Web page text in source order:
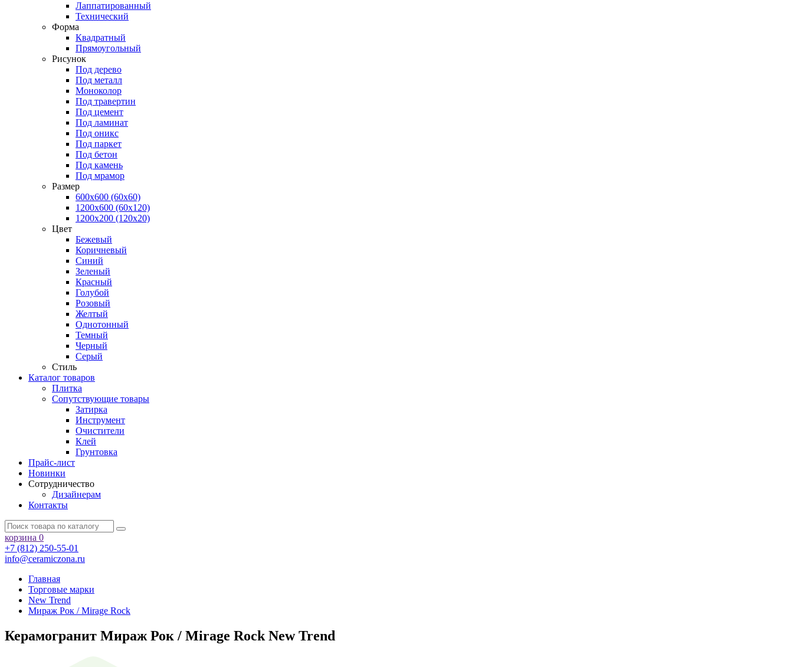
Лаппатированный
Технический
Форма
Квадратный
Прямоугольный
Рисунок
Под дерево
Под металл
Моноколор
Под травертин
Под цемент
Под ламинат
Под оникс
Под паркет
Под бетон
Под камень
Под мрамор
Размер
600х600 (60х60)
1200х600 (60х120)
1200х200 (120x20)
Цвет
Бежевый
Коричневый
Синий
Зеленый
Красный
Голубой
Розовый
Желтый
Однотонный
Темный
Черный
Серый
Стиль
Каталог товаров
Плитка
Сопутствующие товары
Затирка
Инструмент
Очистители
Клей
Грунтовка
Прайс-лист
Новинки
Сотрудничество
Дизайнерам
Контакты
корзина 0
+7 (812) 250-55-01
info@ceramiczona.ru
Главная
Торговые марки
New Trend
Мираж Рок / Mirage Rock
Керамогранит Мираж Рок / Mirage Rock New Trend